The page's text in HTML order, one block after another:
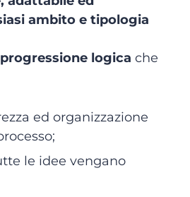
ambito e tipologia
progressione logica che
ed organizzazione
le idee vengano